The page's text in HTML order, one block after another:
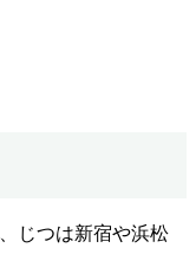
じつは新宿や浜松